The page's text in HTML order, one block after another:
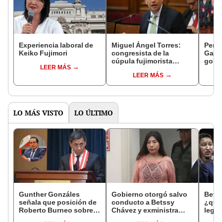
Experiencia laboral de
Keiko Fujimori
LEER MÁS
Miguel Ángel Torres:
congresista de la
cúpula fujimorista
del SenadoLEER MÁS
LO MÁS VISTO LO ÚLTIMO
Gunther Gonzáles
señala que posición de
Roberto Burneo sobre
Gobierno otorgó salvo
conducto a Betssy
Chávez y exministra